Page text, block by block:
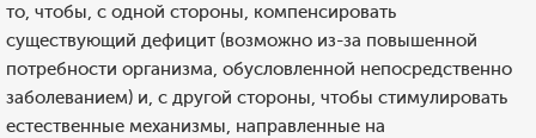
то, чтобы, с одной стороны, компенсировать
существующий дефицит (возможно из-за повышенной
потребности организма, обусловленной непосредственно
заболеванием) и, с другой стороны, чтобы стимулировать
естественные механизмы, направленные на